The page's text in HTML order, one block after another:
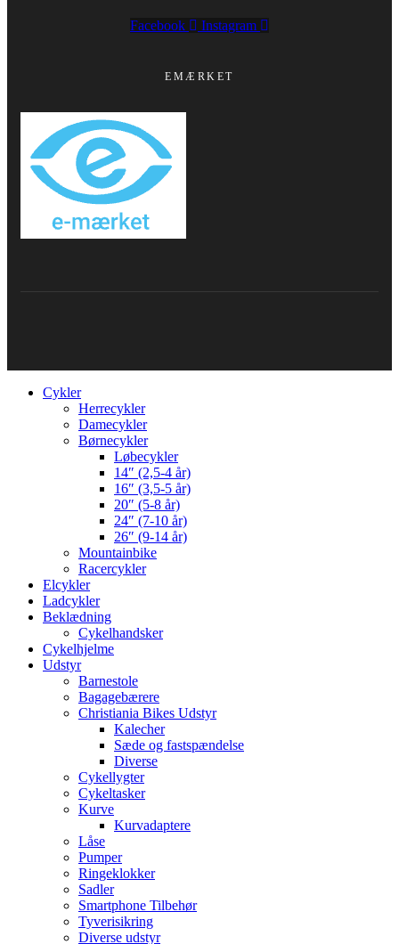
Facebook Instagram
EMÆRKET
Cykler
Herrecykler
Damecykler
Børnecykler
Løbecykler
14″ (2,5-4 år)
16″ (3,5-5 år)
20″ (5-8 år)
24″ (7-10 år)
26″ (9-14 år)
Mountainbike
Racercykler
Elcykler
Ladcykler
Beklædning
Cykelhandsker
Cykelhjelme
Udstyr
Barnestole
Bagagebærere
Christiania Bikes Udstyr
Kalecher
Sæde og fastspændelse
Diverse
Cykellygter
Cykeltasker
Kurve
Kurvadaptere
Låse
Pumper
Ringeklokker
Sadler
Smartphone Tilbehør
Tyverisikring
Diverse udstyr